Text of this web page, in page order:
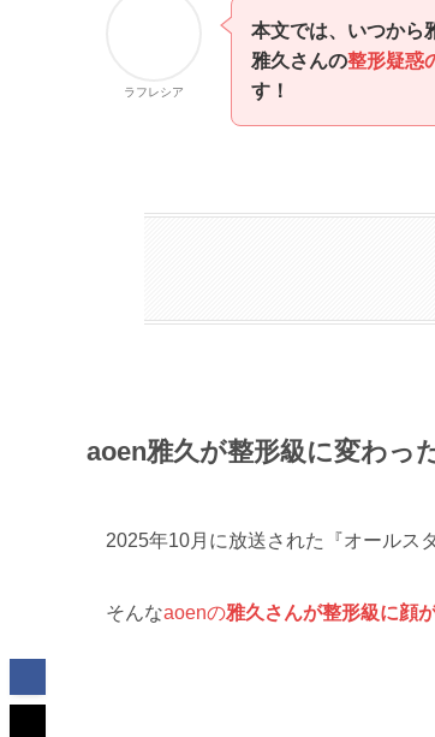
ラフレシア
本文では、いつから
雅久さんの整形疑惑
す！
aoen雅久が整形級に変わっ
2025年10月に放送された『オールス
そんなaoenの雅久 さんが整形級に顔